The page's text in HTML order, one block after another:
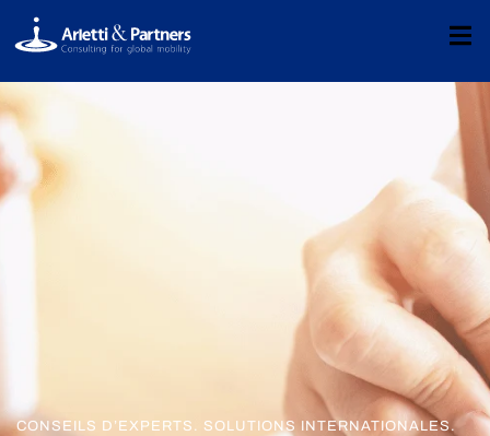
CONSEILS D’EXPERTS. SOLUTIONS INTERNATIONALES.